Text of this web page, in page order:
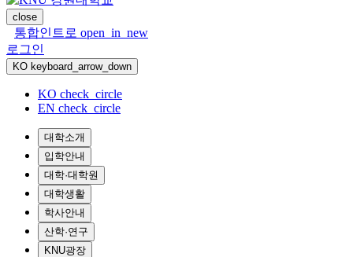
close
통합인트로 open_in_new
로그인
KO keyboard_arrow_down
KO check_circle
EN check_circle
대학소개
입학안내
대학·대학원
대학생활
학사안내
산학·연구
KNU광장